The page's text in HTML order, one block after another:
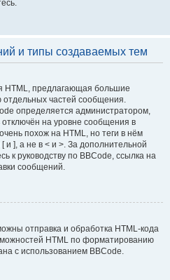
и типы создаваемых тем
HTML, предлагающая большие
частей сообщения.
определяется администратором,
на уровне сообщения в
похож на HTML, но теги в нём
и ], а не в < и >. За дополнительной
к руководству по BBCode, ссылка на
сообщений.
отправка и обработка HTML-кода
HTML по форматированию
с использованием BBCode.